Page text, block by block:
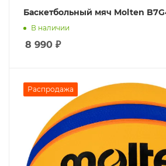
Баскетбольный мяч Molten
В наличии
8 990 ₽
Распродажа